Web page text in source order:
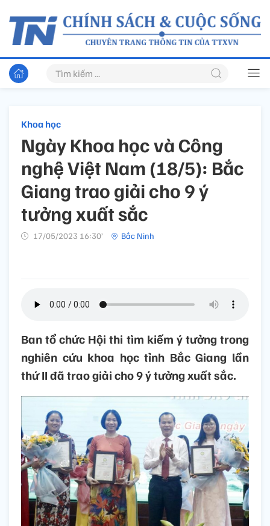
Khoa học
Ngày Khoa học và Công
nghệ Việt Nam (18/5): Bắc
Giang trao giải cho 9 ý
tưởng xuất sắc
17/05/2023 16:30’ Bắc Ninh
Ban tổ chức Hội thi tìm kiếm ý tưởng trong
nghiên cứu khoa học tỉnh Bắc Giang lần
thứ II đã trao giải cho 9 ý tưởng xuất sắc.